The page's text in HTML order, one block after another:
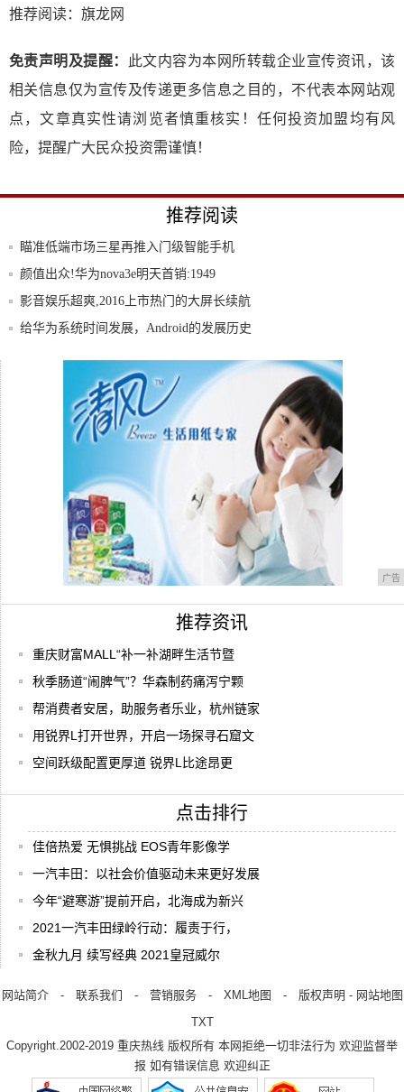
推荐阅读： 旗龙网
免责声明及提醒：
此文内容为本网所转载企业宣传资讯，该
相关信息仅为宣传及传递更多信息之目的，不代表本网站观
点，文章真实性请浏览者慎重核实！任何投资加盟均有风
险，提醒广大民众投资需谨慎！
推荐阅读
瞄准低端市场三星再推入门级智能手机
颜值出众!华为nova3e明天首销:1949
影音娱乐超爽,2016上市热门的大屏长续航
手
给华为系统时间发展，Android的发展历史
删不掉的恶意APP,交给一键ROOT大师!
广告
推荐资讯
重庆财富MALL“补一补湖畔生活节暨
秋季肠道“闹脾气”？华森制药痛泻宁颗
帮消费者安居，助服务者乐业，杭州链家
用锐界L打开世界，开启一场探寻石窟文
空间跃级配置更厚道 锐界L比途昂更
点击排行
佳倍热爱 无惧挑战 EOS青年影像学
一汽丰田：以社会价值驱动未来更好发展
今年“避寒游”提前开启，北海成为新兴
2021一汽丰田绿岭行动：履责于行，
金秋九月 续写经典 2021皇冠威尔
网站简介- 联系我们 - 营销服务- XML地图 - 版权声明 - 网站地图
TXT
Copyright.2002-2019 重庆热线 版权所有 本网拒绝一切非法行为 欢迎监督举
报 如有错误信息 欢迎纠正